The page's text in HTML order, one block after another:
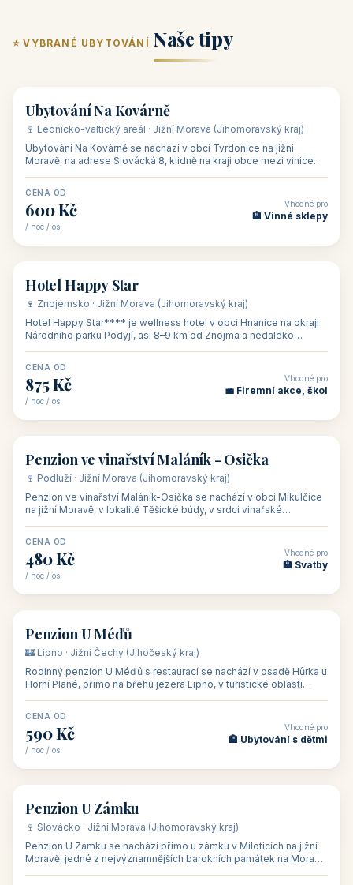
⭐ VYBRANÉ UBYTOVÁNÍ Naše tipy
🏡 penzion
Ubytování Na Kovárně
🍷 Lednicko-valtický areál · Jižní Morava (Jihomoravský kraj)
Ubytování Na Kovárně se nachází v obci Tvrdonice na jižní
Moravě, na adrese Slovácká 8, klidně na kraji obce mezi vinicemi,
CENA OD
600 Kč
/ noc / os.
Vhodné pro
🏨 Vinné sklepy
🏨 hotel
Hotel Happy Star
🍷 Znojemsko · Jižní Morava (Jihomoravský kraj)
Hotel Happy Star**** je wellness hotel v obci Hnanice na okraji
Národního parku Podyjí, asi 8–9 km od Znojma a nedaleko
CENA OD
875 Kč
/ noc / os.
Vhodné pro
💼 Firemní akce, škol
🏡 penzion
Penzion ve vinařství Maláník - Osička
🍷 Podluží · Jižní Morava (Jihomoravský kraj)
Penzion ve vinařství Maláník-Osička se nachází v obci Mikulčice
na jižní Moravě, v lokalitě Těšické búdy, v srdci vinařské
CENA OD
480 Kč
/ noc / os.
Vhodné pro
🏨 Svatby
🏡 penzion
Penzion U Méďů
🏰 Lipno · Jižní Čechy (Jihočeský kraj)
Rodinný penzion U Méďů s restaurací se nachází v osadě Hůrka u
Horní Plané, přímo na břehu jezera Lipno, v turistické oblasti
CENA OD
590 Kč
/ noc / os.
Vhodné pro
🏨 Ubytování s dětmi
🏡 penzion
Penzion U Zámku
🍷 Slovácko · Jižní Morava (Jihomoravský kraj)
Penzion U Zámku se nachází přímo u zámku v Miloticích na jižní
Moravě, jedné z nejvýznamnějších barokních památek na Moravě,